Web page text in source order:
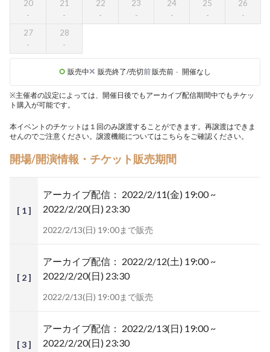
20 21 22 23 24 25 26
27 28
販売中 販売終了/売切前販売前 - 開催なし
※主催者の設定によっては、開催日後でもアーカイブ配信期間中でもチケッ
ト購入が可能です。
本イベントのチケットは１回のみ譲渡することができます。再譲渡はできま
せんのでご注意ください。譲渡機能についてはこちら をご確認ください。
開場/開演情報・チケット販売期間
[ 1 ]
アーカイブ配信： 2022/2/11(金) 19:00 ~
2022/2/20(日) 23:30
2022/2/13(日) 19:00まで販売
[ 2 ]
アーカイブ配信： 2022/2/12(土) 19:00 ~
2022/2/20(日) 23:30
2022/2/13(日) 19:00まで販売
[ 3 ]
アーカイブ配信： 2022/2/13(日) 19:00 ~
2022/2/20(日) 23:30